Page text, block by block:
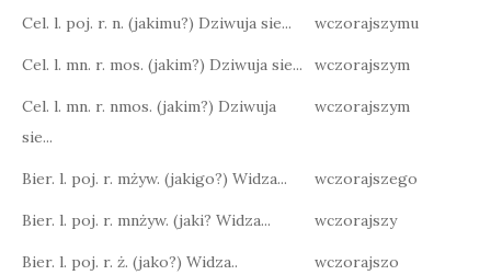
Cel. l. poj. r. n. (jakimu?) Dziwuja sie... wczorajszymu
Cel. l. mn. r. mos. (jakim?) Dziwuja sie... wczorajszym
Cel. l. mn. r. nmos. (jakim?) Dziwuja
sie...
wczorajszym
Bier. l. poj. r. mżyw. (jakigo?) Widza... wczorajszego
Bier. l. poj. r. mnżyw. (jaki? Widza... wczorajszy
Bier. l. poj. r. ż. (jako?) Widza.. wczorajszo